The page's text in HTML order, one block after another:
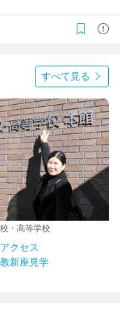
すべて見る
・高等学校
クセス
新座見学